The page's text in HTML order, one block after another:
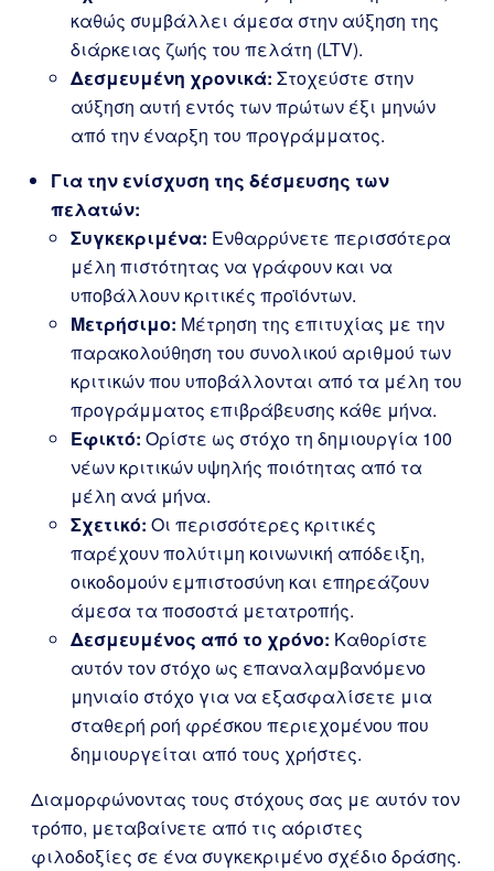
καθώς συμβάλλει άμεσα στην αύξηση της
διάρκειας ζωής του πελάτη (LTV).
Δεσμευμένη χρονικά: Στοχεύστε στην
αύξηση αυτή εντός των πρώτων έξι μηνών
από την έναρξη του προγράμματος.
Για την ενίσχυση της δέσμευσης των
πελατών:
Συγκεκριμένα: Ενθαρρύνετε περισσότερα
μέλη πιστότητας να γράφουν και να
υποβάλλουν κριτικές προϊόντων.
Μετρήσιμο: Μέτρηση της επιτυχίας με την
παρακολούθηση του συνολικού αριθμού των
κριτικών που υποβάλλονται από τα μέλη του
προγράμματος επιβράβευσης κάθε μήνα.
Εφικτό: Ορίστε ως στόχο τη δημιουργία 100
νέων κριτικών υψηλής ποιότητας από τα
μέλη ανά μήνα.
Σχετικό: Οι περισσότερες κριτικές
παρέχουν πολύτιμη κοινωνική απόδειξη,
οικοδομούν εμπιστοσύνη και επηρεάζουν
άμεσα τα ποσοστά μετατροπής.
Δεσμευμένος από το χρόνο: Καθορίστε
αυτόν τον στόχο ως επαναλαμβανόμενο
μηνιαίο στόχο για να εξασφαλίσετε μια
σταθερή ροή φρέσκου περιεχομένου που
δημιουργείται από τους χρήστες.
Διαμορφώνοντας τους στόχους σας με αυτόν τον
τρόπο, μεταβαίνετε από τις αόριστες
φιλοδοξίες σε ένα συγκεκριμένο σχέδιο δράσης.